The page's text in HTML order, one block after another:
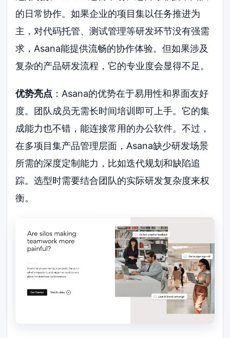
的日常协作。如果企业的项目集以任务推进为
主，对代码托管、测试管理等研发环节没有强需
求，Asana能提供流畅的协作体验。但如果涉及
复杂的产品研发流程，它的专业度会显得不足。
优势亮点 ：Asana的优势在于易用性和界面友好
度。团队成员无需长时间培训即可上手。它的集
成能力也不错，能连接常用的办公软件。不过，
在多项目集产品管理层面，Asana缺少研发场景
所需的深度定制能力，比如迭代规划和缺陷追
踪。选型时需要结合团队的实际研发复杂度来权
衡。